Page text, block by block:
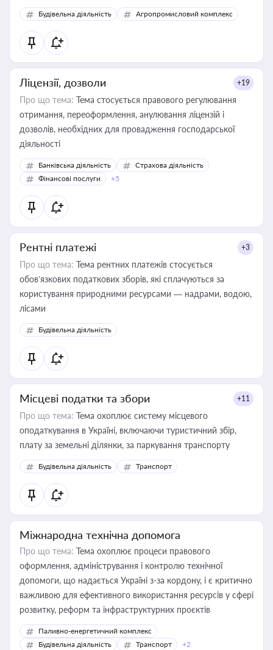
Будівельна діяльність Агропромисловий комплекс
Ліцензії, дозволи +19
Про що тема: Тема стосується правового регулювання
отримання, переоформлення, анулювання ліцензій і
дозволів, необхідних для провадження господарської
діяльності
Банківська діяльність
Страхова діяльність
Фінансові послуги
+5
Рентні платежі +3
Про що тема: Тема рентних платежів стосується
обов’язкових податкових зборів, які сплачуються за
користування природними ресурсами — надрами, водою,
лісами
Будівельна діяльність
Місцеві податки та збори +11
Про що тема: Тема охоплює систему місцевого
оподаткування в Україні, включаючи туристичний збір,
плату за земельні ділянки, за паркування транспорту
Будівельна діяльність Транспорт
Міжнародна технічна допомога
Про що тема: Тема охоплює процеси правового
оформлення, адміністрування і контролю технічної
допомоги, що надається Україні з-за кордону, і є критично
важливою для ефективного використання ресурсів у сфері
розвитку, реформ та інфраструктурних проєктів
Паливно-енергетичний комплекс
Будівельна діяльність
Транспорт +2